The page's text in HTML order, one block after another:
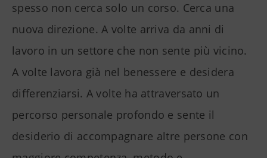
spesso non cerca solo un corso. Cerca una
nuova direzione. A volte arriva da anni di
lavoro in un settore che non sente più vicino.
A volte lavora già nel benessere e desidera
differenziarsi. A volte ha attraversato un
percorso personale profondo e sente il
desiderio di accompagnare altre persone con